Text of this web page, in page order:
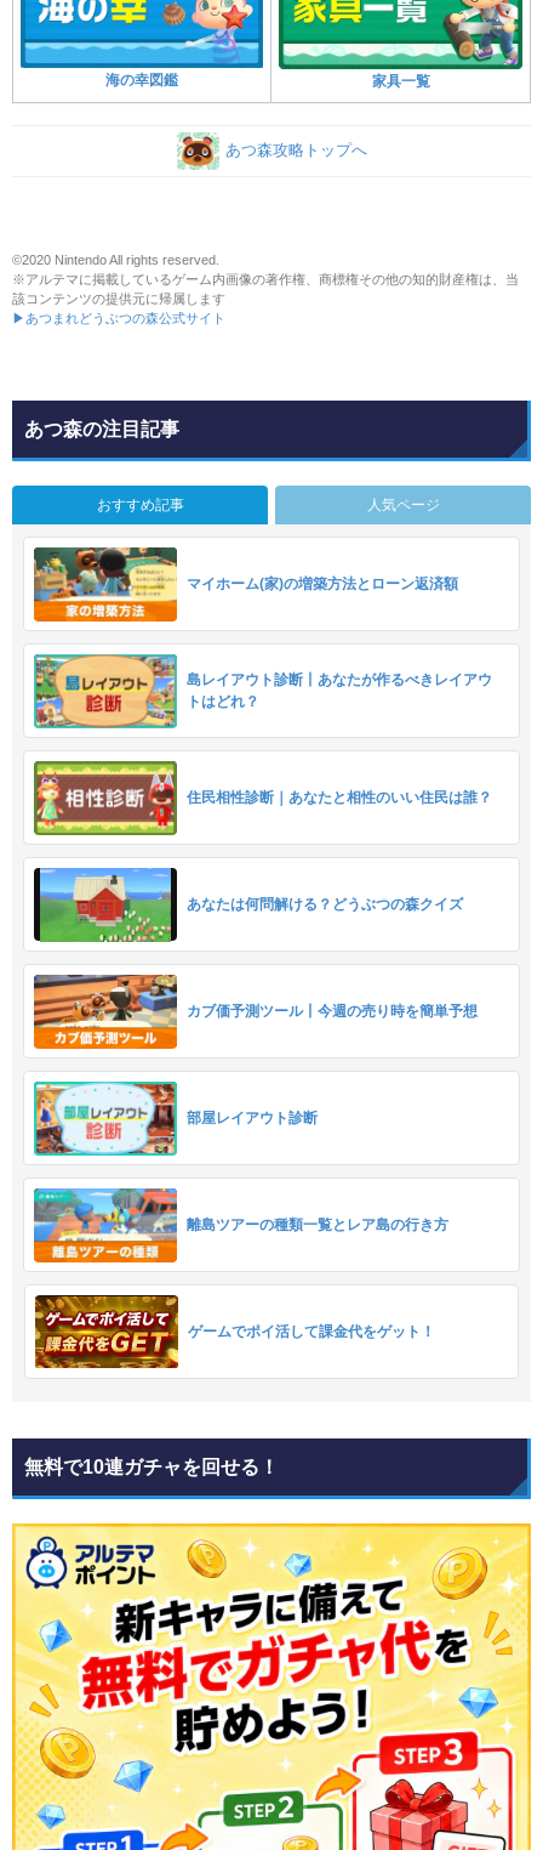
海の幸図鑑 家具一覧
あつ森攻略トップへ
©2020 Nintendo All rights reserved.
※アルテマに掲載しているゲーム内画像の著作権、商標権その他の知的財産権は、当
該コンテンツの提供元に帰属します
▶あつまれどうぶつの森公式サイト
あつ森の注目記事
おすすめ記事 人気ページ
マイホーム(家)の増築方法とローン返済額
島レイアウト診断丨あなたが作るべきレイアウ
トはどれ？
住民相性診断｜あなたと相性のいい住民は誰？
あなたは何問解ける？どうぶつの森クイズ
カブ価予測ツール丨今週の売り時を簡単予想
部屋レイアウト診断
離島ツアーの種類一覧とレア島の行き方
ゲームでポイ活して課金代をゲット！
無料で10連ガチャを回せる！